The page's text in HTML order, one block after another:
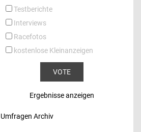
Testberichte
Interviews
Racefotos
kostenlose Kleinanzeigen
Ergebnisse anzeigen
Umfragen Archiv